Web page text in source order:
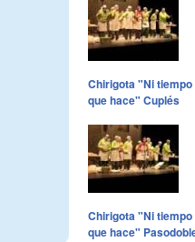
Chirigota "Ni tiempo
que hace" Cuplés
Chirigota "Ni tiempo
que hace"